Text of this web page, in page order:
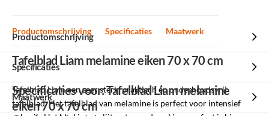
Productomschrijving Specificaties Maatwerk
Productomschrijving
Tafelblad Liam melamine eiken 70 x 70 cm
Tafelblad Liam een zeer sterk, praktisch én onderhoudsvrij
tafelblad. Het tafelblad van melamine is perfect voor intensief
Specificaties
Specificaties voor: Tafelblad Liam melamine
eiken 70 x 70 cm
Maatwerk